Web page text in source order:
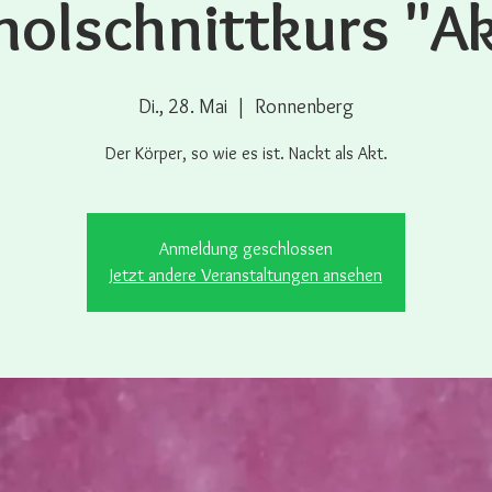
Di., 28. Mai
  |
Ronnenberg
Der Körper, so wie es ist. Nackt als Akt.
Anmeldung geschlossen
Jetzt andere Veranstaltungen ansehen